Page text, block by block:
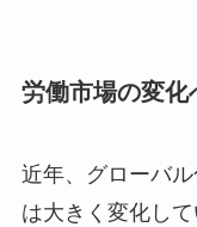
労働市場の変化
近年、グローバ
は大きく変化し